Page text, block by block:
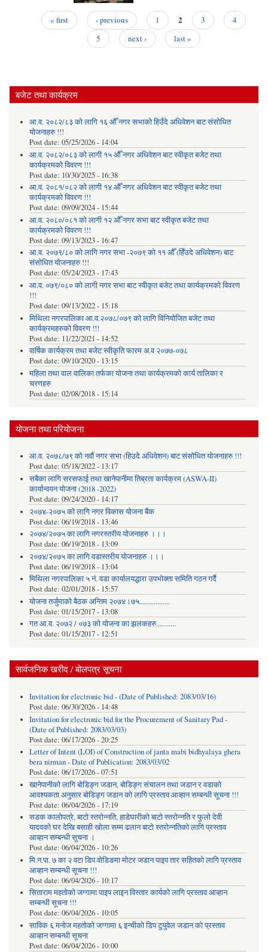
« first ‹ previous 1 2 3
4
5
next › last »
बजेट तथा कार्यक्रम
आ.व. २०८२/८३ को लागि १६ औँ नगर सभाको हिउँदे अधिवेशन बाट संसोधित
योजनाहरु !!!
Post date: 05/25/2026 - 14:04
आ.व. २०८२/०८३ को लागी १५ औँ नगर अधिवेशन बाट स्वीकृत बजेट तथा
कार्यक्रमको विवरण !!!
Post date: 10/30/2025 - 16:38
आ.व. २०८१/०८२ को लागी १४ औँ नगर अधिवेशन बाट स्वीकृत बजेट तथा
कार्यक्रमको विवरण !!!
Post date: 09/09/2024 - 15:44
आ.व. २०८०/०८१ को लागी १२ औँ नगर सभा बाट स्वीकृत बजेट तथा
कार्यक्रमको विवरण !!!
Post date: 09/13/2023 - 16:47
आ.व. २०७९/८० को लागि नगर सभा -२०७९ को ११ औँ (हिँउदे अधिवेशन) बाट
संसोधित योजनाहरु !!!
Post date: 05/24/2023 - 17:43
आ.व. ०७९/०८० को लागी नगर सभा बाट स्वीकृत बजेट तथा कार्यक्रमको विवरण
!!!
Post date: 09/13/2022 - 15:18
मिथिला नगरपालिका आ.व.२०७८/०७९ को लागि विनियोजित बजेट तथा
कार्यक्रमहरुको विवरण !!!
Post date: 11/22/2021 - 14:52
वार्षिक कार्यक्रम तथा बजेट स्वीकृति फारम अ.व २०७७-०७८
Post date: 09/10/2020 - 13:15
महिला तथा वाल वालिका तर्फका याेजना तथा कार्यक्रमकाे कार्य तालिका र
चरणहरु
Post date: 02/08/2018 - 15:14
योजना तथा परियोजना
आ.व. २०७८/७९ को नवौं नगर सभा (हिउदे अधिवेशन) बाट संसोधित योजनाहरु !!!
Post date: 05/18/2022 - 13:17
सबैका लागि सरसफाई तथा खानेपानीमा तिब्रता कार्यक्रम (ASWA-II)
कार्यान्वयन योजना (2018 -2022)
Post date: 09/24/2020 - 14:17
२०७४-२०७५ को लागि नगर विकास योजना बैंक
Post date: 06/19/2018 - 13:46
२०७४/२०७५ का लागि नगरस्तरीय योजनाहरु ।।।
Post date: 06/19/2018 - 13:09
२०७४/२०७५ का लागि वडास्तरीय योजनाहरु ।।।
Post date: 06/19/2018 - 13:04
मिथिला नगरपालिका ५ नं. वडा कार्यालयद्धारा उपभोक्ता समिति गठन गर्दै
Post date: 02/01/2018 - 15:57
याेजना तर्जुमाकाे बैठक अन्तिम २०७४।७५.................
Post date: 01/15/2017 - 13:08
गत आ.व. २०७२ / ०७३ को योजना का झलकहरु...........
Post date: 01/15/2017 - 12:51
सार्वजनिक खरीद / बोलपत्र सूचना
Invitation for electronic bid - (Date of Published: 2083/03/16)
Post date: 06/30/2026 - 14:48
Invitation for electronic bid for the Procurement of Sanitary Pad -
(Date of Published: 2083/03/03)
Post date: 06/17/2026 - 20:25
Letter of Intent (LOI) of Construction of janta mabi bidhyalaya ghera
bera nirman - Date of Publication: 2083/03/02
Post date: 06/17/2026 - 07:51
खानेपानीको लागि बोडिङ्ग जडान, बोडिङ्ग संचालन तथा जडान र वडाको
आवश्यकता अनुसार बोडिङ्ग जडान को लागि प्रस्ताव आव्हान सम्बन्धी सूचना !!!
Post date: 06/04/2026 - 17:19
सडक कालोपत्रे, बाटो स्तरोन्नति, हाडेघारीको बाटो स्तरोन्नति र फुलो देवी
यादवको घर देखि बसाही खोला सम्म ढलान बाटो स्तरोन्नतिको लागि प्रस्ताव
आव्हान सम्बन्धी सूचना ।
Post date: 06/04/2026 - 10:26
मि.न.पा. ७ का २ वटा डिप वोडिङमा मोटर जडान पाइप तार सहितको लागि प्रस्ताव
आव्हान सम्बन्धी सूचना !!!
Post date: 06/04/2026 - 10:17
सिताराम महतोको जग्गामा पाइप लाइन विस्तार कार्यको लागि प्रस्ताव आव्हान
सम्बन्धी सूचना !!!
Post date: 06/04/2026 - 10:05
साविक ६ मनोज महतोको जग्गामा ६ इन्चीको डिप टुयुवेल जडान को प्रस्ताव
आव्हान सम्बन्धी सूचना
Post date: 06/04/2026 - 10:00